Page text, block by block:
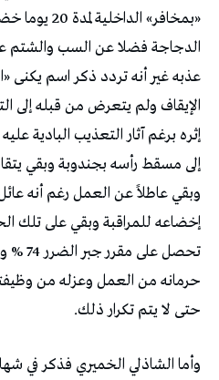
«بمخافر»
الدجاجة فضلا عن السب والشتم
عذبه غير أنه تردد ذكر اسم يكنى
الإيقاف ولم يتعرض من قبله إلى
إثره برغم آثار التعذيب البادية
وبقي عاطلاً عن العمل رغم أنه
إخضاعه للمراقبة وبقي على تلك
تحصل
حرمانه من العمل وعزله من
حتى لا يتم تكرار ذلك.